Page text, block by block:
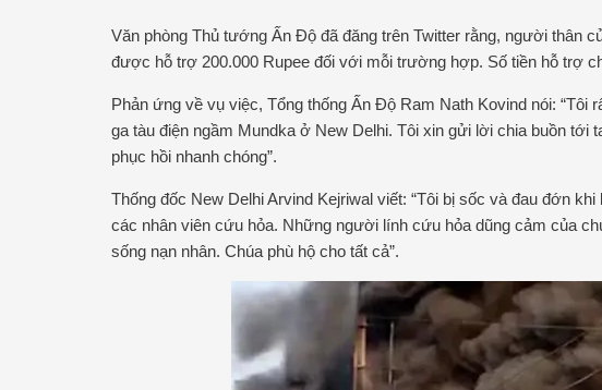
Văn phòng Thủ tướng Ấn Độ đã đăng trên Twitter rằng, người thân
được hỗ trợ 200.000 Rupee đối với mỗi trường hợp. Số tiền hỗ trợ
Phản ứng về vụ việc, Tổng thống Ấn Độ Ram Nath Kovind nói:
ga tàu điện ngầm Mundka ở New Delhi. Tôi xin gửi lời chia buồn
phục hồi nhanh chóng”.
Thống đốc New Delhi Arvind Kejriwal viết: “Tôi bị sốc và đau đớn
các nhân viên cứu hỏa. Những người lính cứu hỏa dũng cảm của
sống nạn nhân. Chúa phù hộ cho tất cả”.